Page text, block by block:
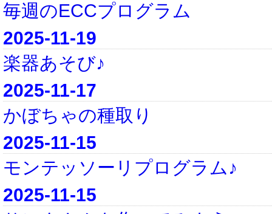
毎週のECCプログラム
2025-11-19
楽器あそび♪
2025-11-17
かぼちゃの種取り
2025-11-15
モンテッソーリプログラム♪
2025-11-15